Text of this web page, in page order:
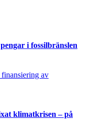
i fossilbränslen
finansiering av
klimatkrisen – på